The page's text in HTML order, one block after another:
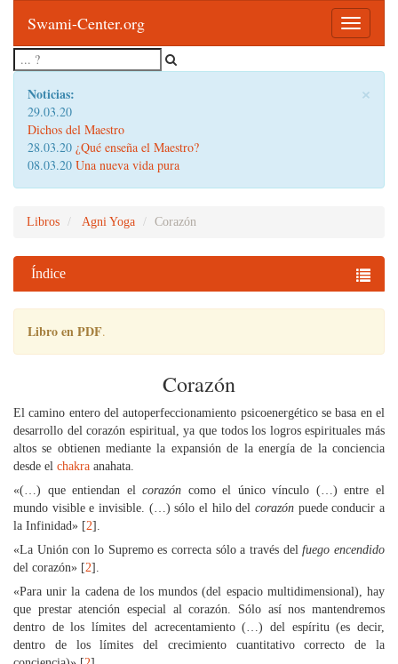
Toggle
Swami-Center.org
×
Noticias:
29.03.20
Dichos del Maestro
28.03.20 ¿Qué enseña el Maestro?
08.03.20 Una nueva vida pura
Libros Agni Yoga Corazón
Índice
Libro en PDF.
Corazón
El camino entero del autoperfeccionamiento psicoenergético se basa en el
desarrollo del corazón espiritual, ya que todos los logros espirituales más
altos se obtienen mediante la expansión de la energía de la conciencia
desde el chakra anahata.
«(…) que entiendan elcorazón como el único vínculo (…) entre el
mundo visible e invisible. (…) sólo el hilo del corazón puede conducir a
la Infinidad» [2].
«La Unión con lo Supremo es correcta sólo a través delfuego encendido
del corazón» [2].
«Para unir la cadena de los mundos (del espacio multidimensional), hay
que prestar atención especial al corazón. Sólo así nos mantendremos
dentro de los límites del acrecentamiento (…) del espíritu (es decir,
dentro de los límites del crecimiento cuantitativo correcto de la